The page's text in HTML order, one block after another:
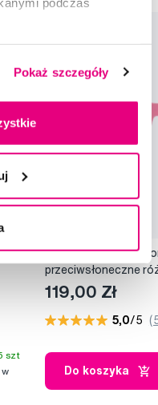
Pokaż szczegóły
szt
BABIATORS
przeciwsłoneczne
119,00 Zł
5,0/5
Do koszyka